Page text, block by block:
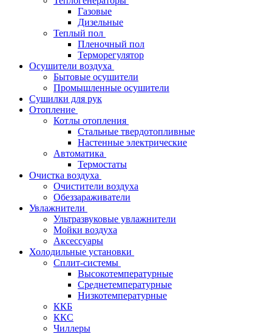
Газовые
Дизельные
Теплый пол
Пленочный пол
Терморегулятор
Осушители воздуха
Бытовые осушители
Промышленные осушители
Сушилки для рук
Отопление
Котлы отопления
Стальные твердотопливные
Настенные электрические
Автоматика
Термостаты
Очистка воздуха
Очистители воздуха
Обеззараживатели
Увлажнители
Ультразвуковые увлажнители
Мойки воздуха
Аксессуары
Холодильные установки
Сплит-системы
Высокотемпературные
Среднетемпературные
Низкотемпературные
ККБ
ККС
Чиллеры